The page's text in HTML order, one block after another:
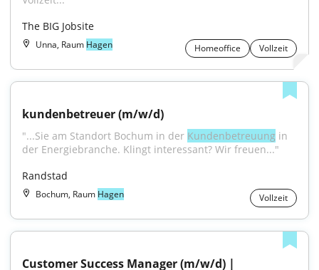
The BIG Jobsite
Unna, Raum Hagen Homeoffice Vollzeit
kundenbetreuer (m/w/d)
"...Sie am Standort Bochum in der Kundenbetreuung in
der Energiebranche. Klingt interessant? Wir freuen..."
Randstad
Bochum, Raum Hagen Vollzeit